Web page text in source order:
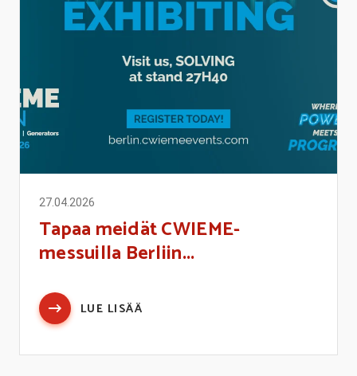
27.04.2026
Tapaa meidät CWIEME-
messuilla Berliin...
LUE LISÄÄ